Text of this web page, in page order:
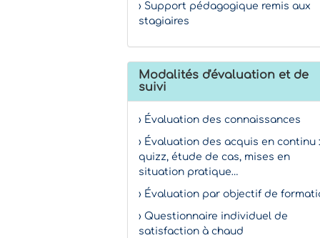
› Support pédagogique remis aux
stagiaires
Modalités d'évaluation et de
suivi
› Évaluation des connaissances
› Évaluation des acquis en continu :
quizz, étude de cas, mises en
situation pratique…
› Évaluation par objectif de
› Questionnaire individuel de
satisfaction à chaud